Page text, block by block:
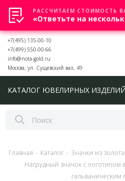
+7(495) 135-00-10
+7(499) 550-00-66
info@nota-gold.ru
Москва, ул. Сущевский вал, 49
КАТАЛОГ ЮВЕЛИРНЫХ ИЗДЕЛИЙ
Главная - Каталог - Значки из
Нагрудный значок с логотипом
гальваническим
РАССЧИТАЕМ СТОИМОСТЬ
«Ответьте на